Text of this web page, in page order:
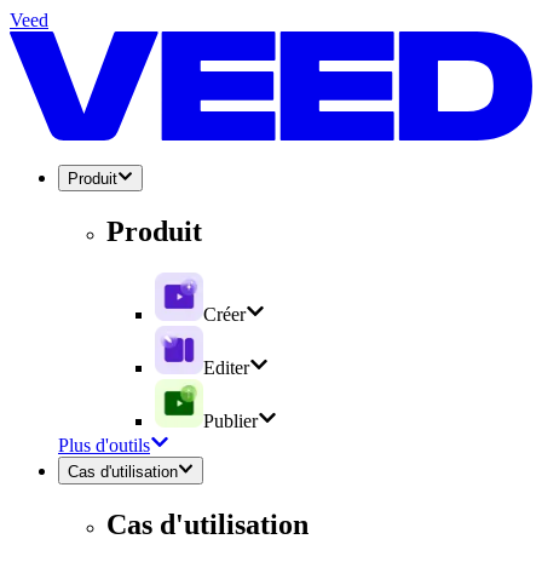
Veed
Produit
Produit
Créer
Editer
Publier
Plus d'outils
Cas d'utilisation
Cas d'utilisation